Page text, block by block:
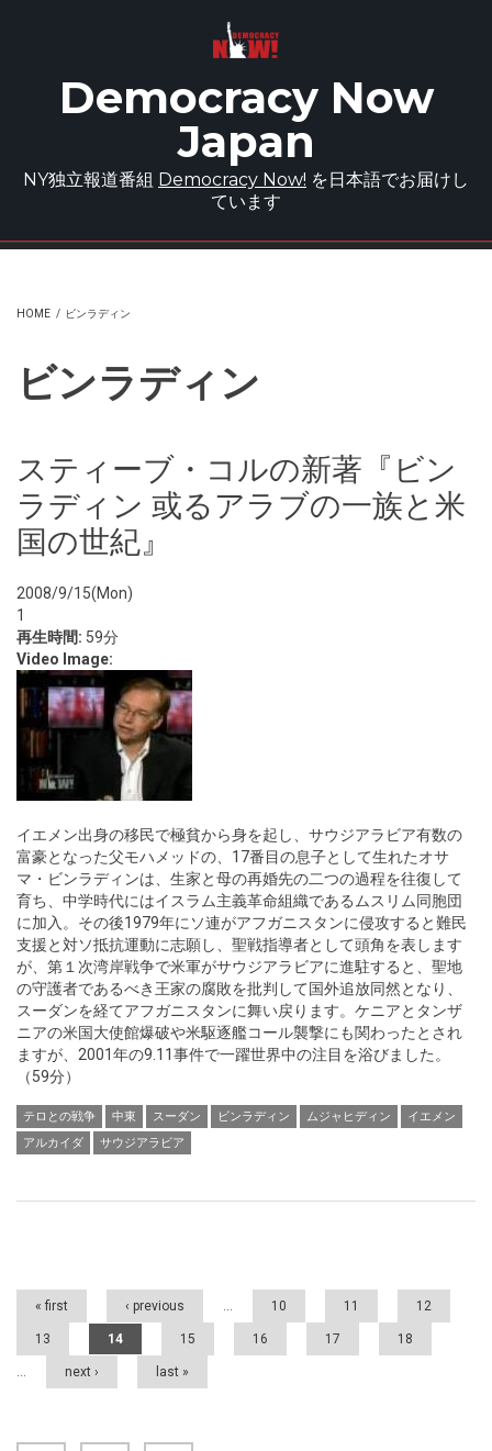
Democracy Now
Japan
NY独立報道番組 Democracy Now! を日本語でお届けし
ています
HOME / ビンラディン
ビンラディン
スティーブ・コルの新著『ビン
ラディン 或るアラブの一族と米
国の世紀』
2008/9/15(Mon)
1
再生時間: 59分
Video Image:
イエメン出身の移民で極貧から身を起し、サウジアラビア有数の
富豪となった父モハメッドの、17番目の息子として生れたオサ
マ・ビンラディンは、生家と母の再婚先の二つの過程を往復して
育ち、中学時代にはイスラム主義革命組織であるムスリム同胞団
に加入。その後1979年にソ連がアフガニスタンに侵攻すると難民
支援と対ソ抵抗運動に志願し、聖戦指導者として頭角を表します
が、第１次湾岸戦争で米軍がサウジアラビアに進駐すると、聖地
の守護者であるべき王家の腐敗を批判して国外追放同然となり、
スーダンを経てアフガニスタンに舞い戻ります。ケニアとタンザ
ニアの米国大使館爆破や米駆逐艦コール襲撃にも関わったとされ
ますが、2001年の9.11事件で一躍世界中の注目を浴びました。
（59分）
テロとの戦争 中東 スーダン ビンラディン ムジャヒディン
イエメン
アルカイダ
サウジアラビア
Pages
« first ‹ previous … 10 11 12
13 14 15 16 17 18
… next › last »